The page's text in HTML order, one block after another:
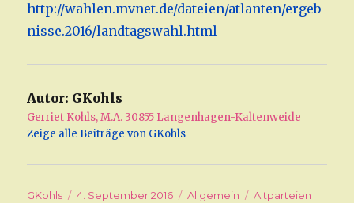
http://wahlen.mvnet.de/dateien/atlanten/ergeb
nisse.2016/landtagswahl.html
Autor: GKohls
Gerriet Kohls, M.A. 30855 Langenhagen-Kaltenweide
Zeige alle Beiträge von GKohls
Autor
GKohls
Veröffentlicht
4. September 2016 Kategorien
Allgemein Schlagwörter
Altparteien